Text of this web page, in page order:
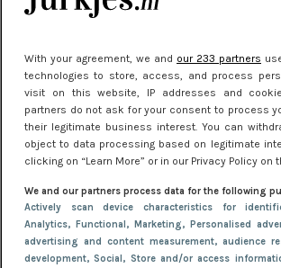
With your agreement, we and our 233 partners
technologies to store, access, and process
visit on this website, IP addresses and
partners do not ask for your consent to process
their legitimate business interest. You can
object to data processing based on legitimate
clicking on “Learn More” or in our Privacy Policy on
We and our partners process data for the following
Actively scan device characteristics for
Analytics, Functional, Marketing, Personalised
advertising and content measurement, audience
development, Social, Store and/or access
TIPS
Waarom burgundy dé
voor jurkjes dit najaar